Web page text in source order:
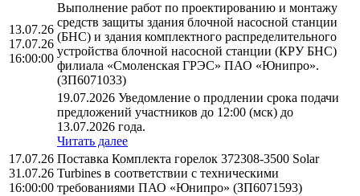
13.07.26
17.07.26
16:00:00
Выполнение работ по проектированию и монтажу
средств защиты здания блочной насосной станции
(БНС) и здания комплектного распределительного
устройства блочной насосной станции (КРУ БНС)
филиала «Смоленская ГРЭС» ПАО «Юнипро».
(ЗП6071033)
19.07.2026 Уведомление о продлении срока подачи
предложений участников до 12:00 (мск) до
13.07.2026 года.
Читать далее
17.07.26
31.07.26
16:00:00
Поставка Комплекта горелок 372308-3500 Solar
Turbines в соответствии с техническими
требованиями ПАО «Юнипро» (ЗП6071593)